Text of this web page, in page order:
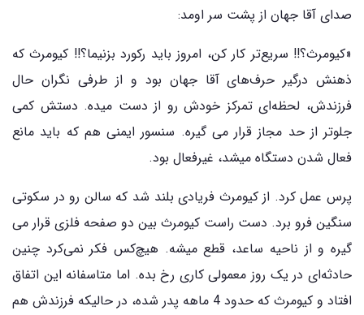
صدای آقا جهان از پشت سر اومد:
«کیومرث؟!! سریع‌تر کار کن، امروز باید رکورد بزنیما؟!! کیومرث که
ذهنش درگیر حرف‌های آقا جهان بود و از طرفی نگران حال
فرزندش، لحظه‌ای تمرکز خودش رو از دست میده. دستش کمی
جلوتر از حد مجاز قرار می گیره. سنسور ایمنی هم که باید مانع
فعال شدن دستگاه میشد، غیرفعال بود.
پرس عمل کرد. از کیومرث فریادی بلند شد که سالن رو در سکوتی
سنگین فرو برد. دست راست کیومرث بین دو صفحه فلزی قرار می
گیره و از ناحیه ساعد، قطع میشه. هیچ‌کس فکر نمی‌کرد چنین
حادثه‌ای در یک روز معمولی کاری رخ بده. اما متاسفانه این اتفاق
افتاد و کیومرث که حدود 4 ماهه پدر شده، در حالیکه فرزندش هم